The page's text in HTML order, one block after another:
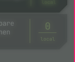
23
local